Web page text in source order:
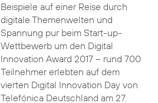
Beispiele auf einer Reise durch
digitale Themenwelten und
Spannung pur beim Start-up-
Wettbewerb um den Digital
Innovation Award 2017 – rund 700
Teilnehmer erlebten auf dem
vierten Digital Innovation Day von
Telefónica Deutschland am 27.